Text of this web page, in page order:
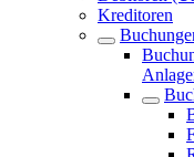
Kreditoren